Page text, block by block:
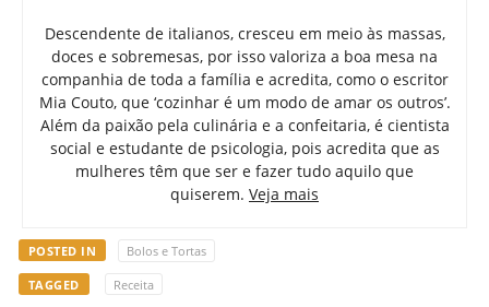
Descendente de italianos, cresceu em meio às massas,
doces e sobremesas, por isso valoriza a boa mesa na
companhia de toda a família e acredita, como o escritor
Mia Couto, que ‘cozinhar é um modo de amar os outros’.
Além da paixão pela culinária e a confeitaria, é cientista
social e estudante de psicologia, pois acredita que as
mulheres têm que ser e fazer tudo aquilo que
quiserem. Veja mais
POSTED IN Bolos e Tortas
TAGGED Receita